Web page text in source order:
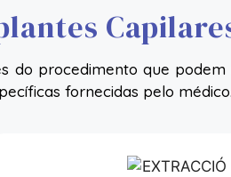
do procedimento que
fornecidas pelo médico.